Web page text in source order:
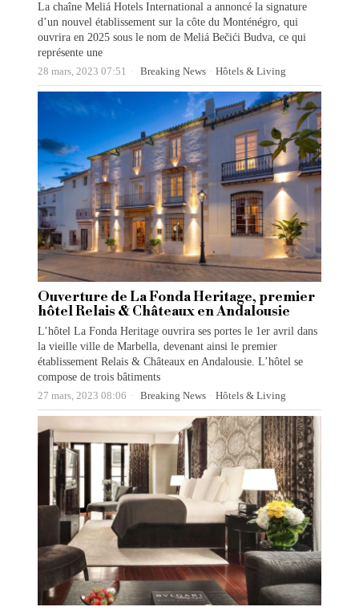
La chaîne Meliá Hotels International a annoncé la signature
d’un nouvel établissement sur la côte du Monténégro, qui
ouvrira en 2025 sous le nom de Meliá Bečići Budva, ce qui
représente une
28 mars, 2023 07:51 Breaking News · Hôtels & Living
Ouverture de La Fonda Heritage, premier
hôtel Relais & Châteaux en Andalousie
L’hôtel La Fonda Heritage ouvrira ses portes le 1er avril dans
la vieille ville de Marbella, devenant ainsi le premier
établissement Relais & Châteaux en Andalousie. L’hôtel se
compose de trois bâtiments
27 mars, 2023 08:06 Breaking News · Hôtels & Living